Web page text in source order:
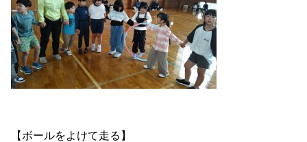
【ボールをよけて走る】